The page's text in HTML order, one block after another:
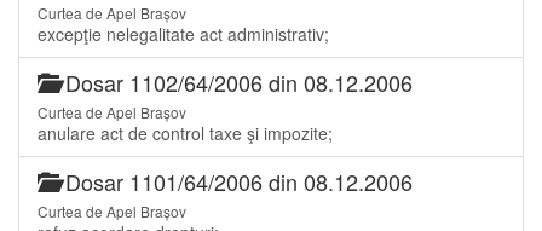
Curtea de Apel Brașov
excepţie nelegalitate act administrativ;
Dosar 1102/64/2006 din 08.12.2006
Curtea de Apel Brașov
anulare act de control taxe şi impozite;
Dosar 1101/64/2006 din 08.12.2006
Curtea de Apel Brașov